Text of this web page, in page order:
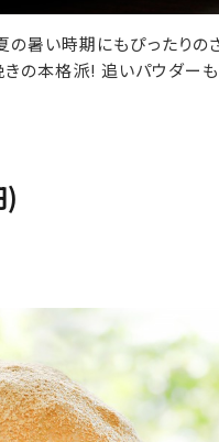
暑い時期にもぴったりの
きの本格派! 追いパウダー
)